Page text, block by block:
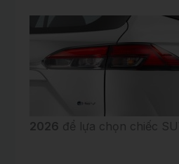
2026 để lựa chọn chiếc